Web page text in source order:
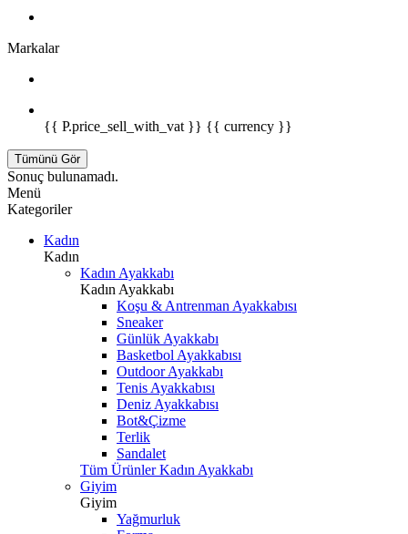
Markalar
{{ P.price_sell_with_vat }} {{ currency }}
Tümünü Gör
Sonuç bulunamadı.
Menü
Kategoriler
Kadın
Kadın
Kadın Ayakkabı
Kadın Ayakkabı
Koşu & Antrenman Ayakkabısı
Sneaker
Günlük Ayakkabı
Basketbol Ayakkabısı
Outdoor Ayakkabı
Tenis Ayakkabısı
Deniz Ayakkabısı
Bot&Çizme
Terlik
Sandalet
Tüm Ürünler Kadın Ayakkabı
Giyim
Giyim
Yağmurluk